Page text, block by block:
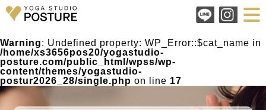
Warning: Undefined property: WP_Error::$cat_name in
/home/xs3656pos20/yogastudio-
posture.com/public_html/wpss/wp-
content/themes/yogastudio-
postur2026_28/single.php on line 17